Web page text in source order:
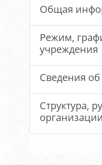
Общая
Режим,
учреждения
Сведения
Структура,